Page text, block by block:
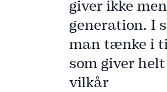
giver ikke
generation. I
man tænke i
som giver
vilkår